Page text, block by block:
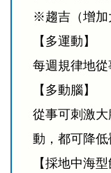
※趨吉（增加
【多運動】
每週規律地
【多動腦】
從事可刺激
動，都可降
【採地中海型